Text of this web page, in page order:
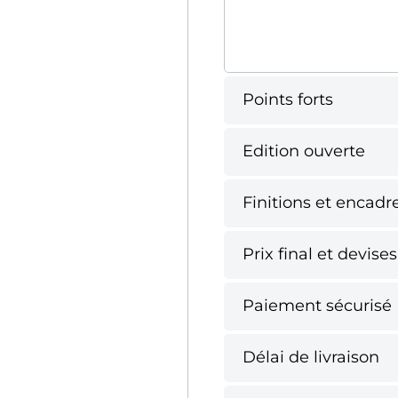
Points forts
Edition ouverte
Finitions et
Prix final et devises
Paiement sécurisé
Délai de livraison